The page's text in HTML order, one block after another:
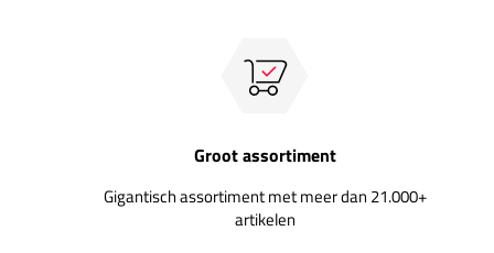
Groot assortiment
Gigantisch assortiment met meer dan 21.000+
artikelen